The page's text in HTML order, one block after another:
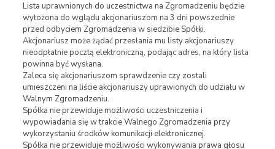
Lista uprawnionych do uczestnictwa na Zgromadzeniu będzie
wyłożona do wglądu akcjonariuszom na 3 dni powszednie
przed odbyciem Zgromadzenia w siedzibie Spółki.
Akcjonariusz może żądać przesłania mu listy akcjonariuszy
nieodpłatnie pocztą elektroniczną, podając adres, na który lista
powinna być wysłana.
Zaleca się akcjonariuszom sprawdzenie czy zostali
umieszczeni na liście akcjonariuszy uprawionych do udziału w
Walnym Zgromadzeniu.
Spółka nie przewiduje możliwości uczestniczenia i
wypowiadania się w trakcie Walnego Zgromadzenia przy
wykorzystaniu środków komunikacji elektronicznej.
Spółka nie przewiduje możliwości wykonywania prawa głosu